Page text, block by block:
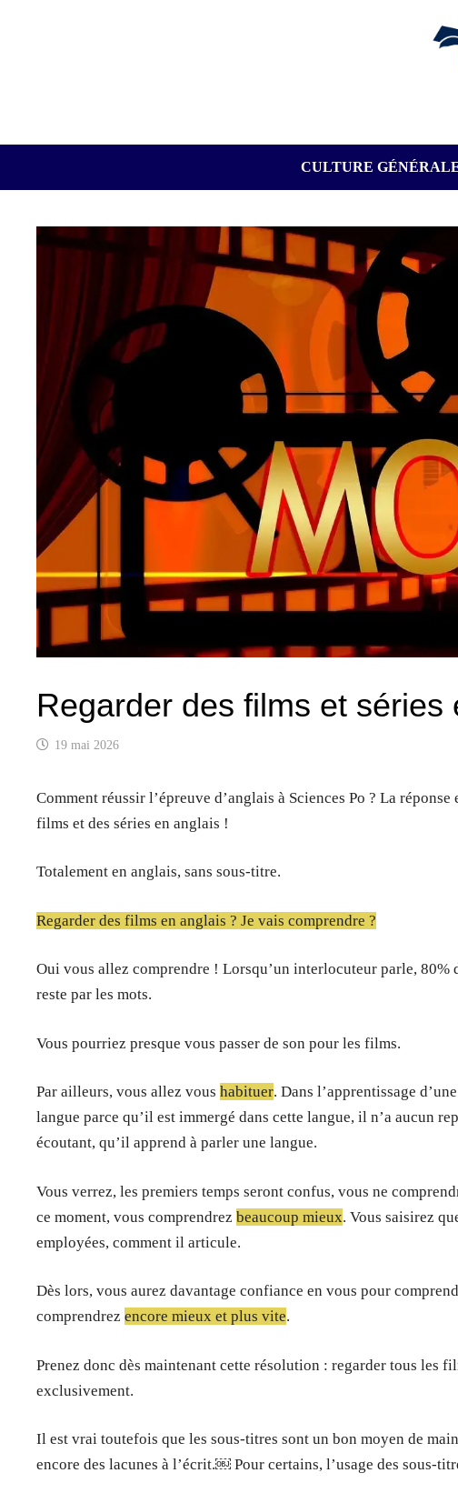
CULTURE
Regarder des films et séries
19 mai 2026
Comment réussir l’épreuve d’anglais à Sciences Po ? La
films et des séries en anglais !
Totalement en anglais, sans sous-titre.
Regarder des films en anglais ? Je vais comprendre ?
Oui vous allez comprendre ! Lorsqu’un interlocuteur parle, 80%
reste par les mots.
Vous pourriez presque vous passer de son pour les films.
Par ailleurs, vous allez voushabituer. Dans l’apprentissage
langue parce qu’il est immergé dans cette langue, il n’a aucun
écoutant, qu’il apprend à parler une langue.
Vous verrez, les premiers temps seront confus, vous ne
ce moment, vous comprendrezbeaucoup mieux. Vous saisirez
employées, comment il articule.
Dès lors, vous aurez davantage confiance en vous pour
comprendrezencore mieux et plus vite.
Prenez donc dès maintenant cette résolution : regarder tous les
exclusivement.
Il est vrai toutefois que les sous-titres sont un bon moyen de
encore des lacunes à l’écrit.￼ Pour certains, l’usage des sous-